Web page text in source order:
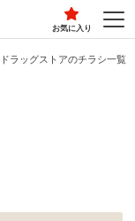
お気に入り
ドラッグストアのチラシ一覧